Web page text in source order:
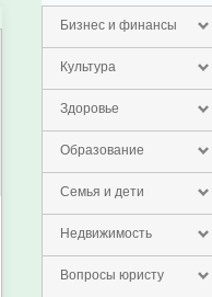
Бизнес и финансы
Культура
Здоровье
Образование
Семья и дети
Недвижимость
Вопросы юристу